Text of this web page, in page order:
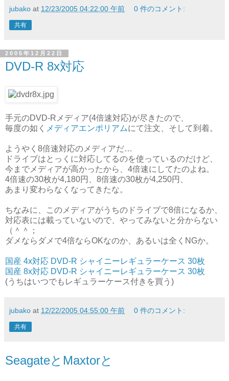
jubako at 12/23/2005 04:22:00 午前 0 件のコメント:
共有
2005年12月22日
DVD-R 8x対応
手元のDVD-Rメディア(4倍速対応)が尽きたので、
毎度の如く メディアエンポリアムにて注文、そして到着。
ようやく8倍速対応のメディアだ…
ドライブはとっくに対応してるのを使っているのだけど、
今までメディアが高かったから、4倍速にしてたのよね。
4倍速の30枚が4,180円、8倍速の30枚が4,250円、
あまり変わらなくなってきたな。
ちなみに、このメディアがうちのドライブで8倍になるか、
対応表には載っていないので、やってみないと分からない
（＾＾；
ダメならダメで4倍ならOKなのか、あるいは全くNGか。
国産 4x対応 DVD-R シャイニーレギュラーケース 30枚
国産 8x対応 DVD-R シャイニーレギュラーケース 30枚
(うちはいつでもレギュラーケース付きを買う)
jubako at 12/22/2005 04:55:00 午前 0 件のコメント:
共有
SeagateとMaxtorと